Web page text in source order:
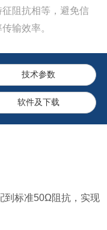
阻抗相等，避免信
输效率。
技术参数
软件及下载
到标准50Ω阻抗，实现